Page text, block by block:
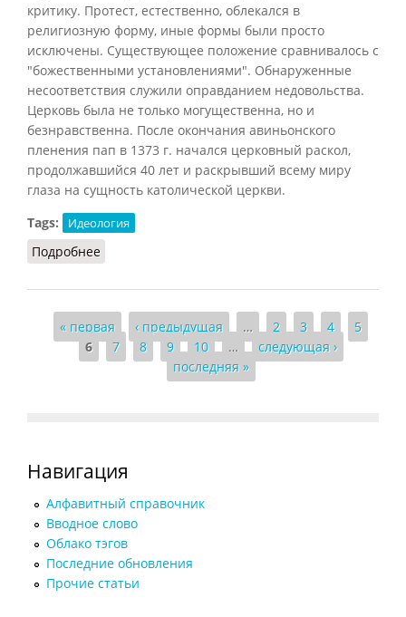
критику. Протест, естественно, облекался в
религиозную форму, иные формы были просто
исключены. Существующее положение сравнивалось с
"божественными установлениями". Обнаруженные
несоответствия служили оправданием недовольства.
Церковь была не только могущественна, но и
безнравственна. После окончания авиньонского
пленения пап в 1373 г. начался церковный раскол,
продолжавшийся 40 лет и раскрывший всему миру
глаза на сущность католической церкви.
Tags:
Идеология
Подробнее
Страницы
« первая ‹ предыдущая … 2 3 4
5
6
7 8 9 10 …
следующая ›
последняя »
Навигация
Алфавитный справочник
Вводное слово
Облако тэгов
Последние обновления
Прочие статьи